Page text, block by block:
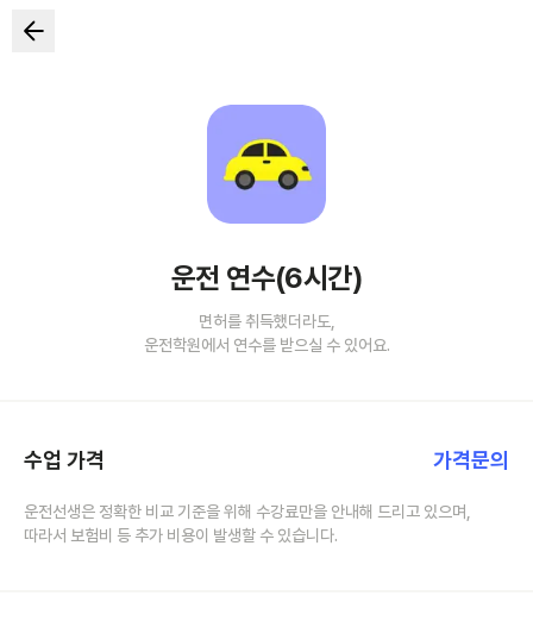
운전 연수(6시간)
면허를 취득했더라도,
운전학원에서 연수를 받으실 수 있어요.
수업 가격 가격문의
운전선생은 정확한 비교 기준을 위해 수강료만을 안내해 드리고 있으며,
따라서 보험비 등 추가 비용이 발생할 수 있습니다.